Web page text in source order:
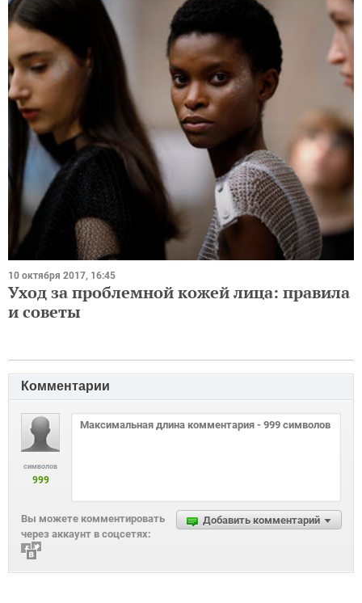
10 октября 2017, 16:45
Уход за проблемной кожей лица: правила
и советы
Комментарии
символов
999
Добавить комментарий
Вы можете комментировать
через аккаунт в соцсетях: